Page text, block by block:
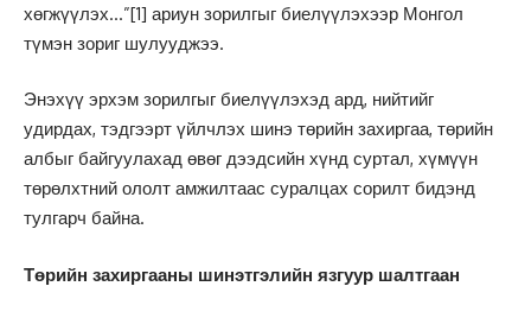
хөгжүүлэх…”[1] ариун зорилгыг биелүүлэхээр Монгол
түмэн зориг шулууджээ.
Энэхүү эрхэм зорилгыг биелүүлэхэд ард, нийтийг
удирдах, тэдгээрт үйлчлэх шинэ төрийн захиргаа, төрийн
албыг байгуулахад өвөг дээдсийн хүнд суртал, хүмүүн
төрөлхтний ололт амжилтаас суралцах сорилт бидэнд
тулгарч байна.
Төрийн захиргааны шинэтгэлийн язгуур шалтгаан